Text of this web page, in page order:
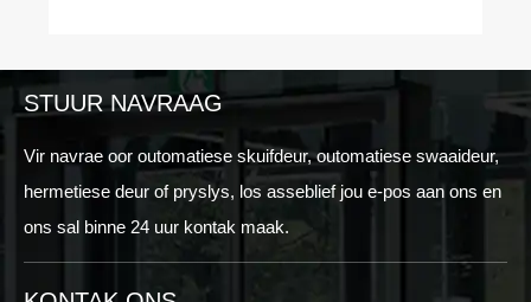
STUUR NAVRAAG
Vir navrae oor outomatiese skuifdeur, outomatiese swaaideur,
hermetiese deur of pryslys, los asseblief jou e-pos aan ons en
ons sal binne 24 uur kontak maak.